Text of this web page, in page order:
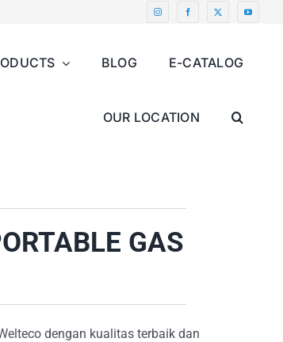
BLOG E-CATALOG
OUR LOCATION
GAS
dengan kualitas terbaik dan